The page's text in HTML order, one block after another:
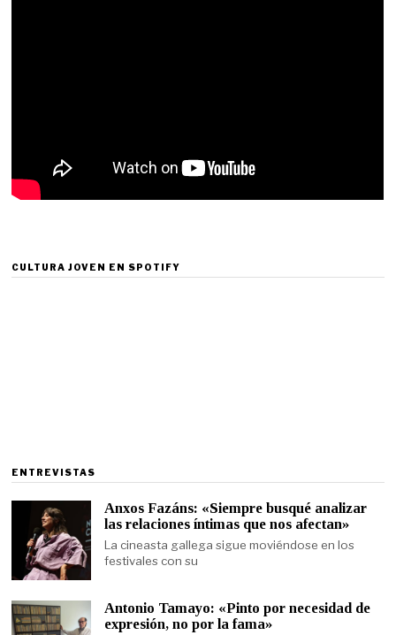
CULTURA JOVEN EN SPOTIFY
ENTREVISTAS
Anxos Fazáns: «Siempre busqué analizar
las relaciones íntimas que nos afectan»
La cineasta gallega sigue moviéndose en los
festivales con su
Antonio Tamayo: «Pinto por necesidad de
expresión, no por la fama»